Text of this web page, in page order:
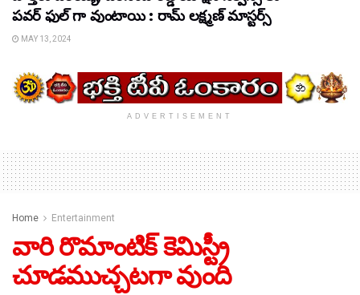
పవర్ ఫుల్ గా వుంటాయి : రామ్ లక్ష్మణ్ మాస్టర్స్
MAY 13, 2024
ADVERTISEMENT
Home Entertainment
వారి రొమాంటిక్ కెమిస్ట్రీ
చూడముచ్చటగా వుంది